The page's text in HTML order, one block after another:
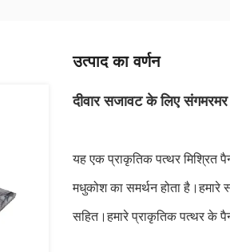
उत्पाद का वर्णन
दीवार सजावट के लिए संगमरमर
यह एक प्राकृतिक पत्थर मिश्रित
मधुकोश का समर्थन होता
सहित।हमारे प्राकृतिक पत्थर के